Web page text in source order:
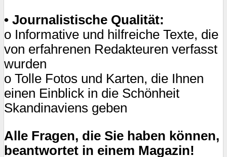
• Journalistische Qualität:
o Informative und hilfreiche Texte, die
von erfahrenen Redakteuren verfasst
wurden
o Tolle Fotos und Karten, die Ihnen
einen Einblick in die Schönheit
Skandinaviens geben
Alle Fragen, die Sie haben können,
beantwortet in einem Magazin!